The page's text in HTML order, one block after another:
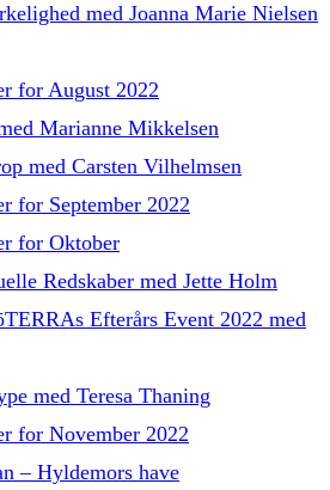
med Joanna Marie Nielsen
for August 2022
Marianne Mikkelsen
med Carsten Vilhelmsen
for September 2022
for Oktober
Redskaber med Jette Holm
Efterårs Event 2022 med
med Teresa Thaning
for November 2022
– Hyldemors have